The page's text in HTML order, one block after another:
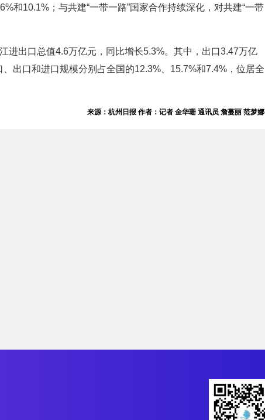
和10.1%；与共建“一带一路”国家合作持续深化，对共建“一带
进出口总值4.6万亿元，同比增长5.3%。其中，出口3.47万亿
出口和进口规模分别占全国的12.3%、15.7%和7.4%，位居全
来源：杭州日报 作者：记者 金华珊 通讯员 詹蔓丽 范梦娜